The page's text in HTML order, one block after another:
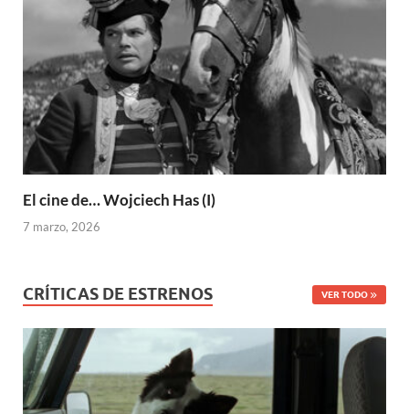
El cine de… Wojciech Has (I)
7 marzo, 2026
CRÍTICAS DE ESTRENOS VER TODO